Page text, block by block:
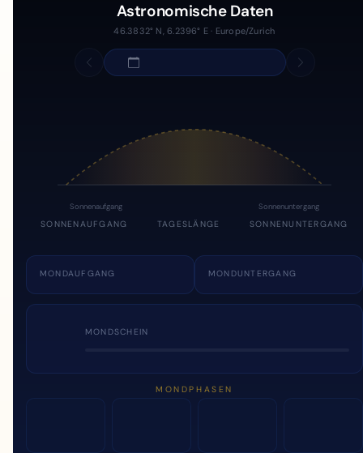
Astronomische Daten
46.3832° N, 6.2396° E · Europe/Zurich
Sonnenaufgang Sonnenuntergang
SONNENAUFGANG TAGESLÄNGE SONNENUNTERGANG
MONDAUFGANG MONDUNTERGANG
MONDSCHEIN
MONDPHASEN